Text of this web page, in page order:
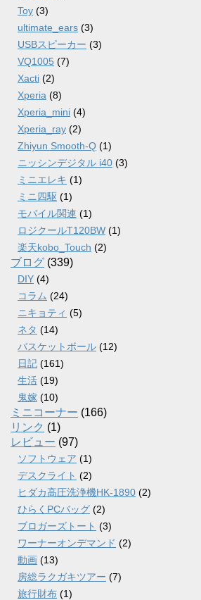
Toy (3)
ultimate_ears (3)
USBスピーカー (3)
VQ1005 (7)
Xacti (2)
Xperia (8)
Xperia_mini (4)
Xperia_ray (2)
Zhiyun Smooth-Q (1)
ニッシンデジタル i40 (3)
ミニエレキ (1)
ミニ四駆 (1)
モバイル関連 (1)
ロジクールT120BW (1)
楽天kobo_Touch (2)
ブログ (339)
DIY (4)
コラム (24)
ニキョティ (5)
ネタ (14)
バスケットボール (12)
日記 (161)
生活 (19)
鬼嫁 (10)
ミニコーナー (166)
リンク (1)
レビュー (97)
ソフトウェア (1)
デスクライト (2)
ヒダカ高圧洗浄機HK-1890 (2)
ひらくPCバッグ (2)
ブロガーズトート (3)
ワーナーオンデマンド (2)
動画 (13)
房総ラクガキツアー (7)
旅行財布 (1)